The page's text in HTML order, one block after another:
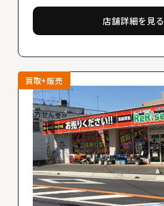
店舗詳細を見る
買取+販売